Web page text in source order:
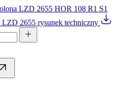
LZD 2655 HOR 108 R1 S1
LZD 2655 rysunek techniczny